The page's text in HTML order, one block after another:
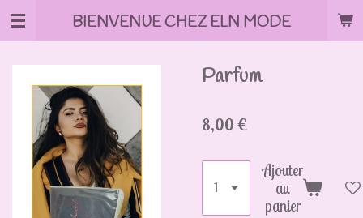
Passer
principal
BIENVENUE CHEZ ELN MODE
Parfum
8,00 €
Ajouter
au
panier